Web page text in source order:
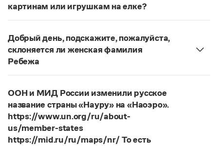
Учебник Грамоты
Правила русского языка: от азов до тонкостей
Интерактивные упражнения: от простого к сложному
Скороговорки
Издательство
Словари
Научпоп
Учебники и справочники
картинам или игрушкам на елке?
Нашответ2014 года по-прежнему актуален.
то игнорируют рекомендации нормативных
словарей русского языка, в которых указан глагол
развесить
развешенный) со значением «повесить в разных
местах (несколько, много предметов)». Ср.:
Я знаю, что на стенах своей квартиры вы
развесили разные географические карты
(И. С. Тургенев, Бретер). И эти карты, безусловно,
развешены.
Добрый день, подскажите, пожалуйста,
склоняется ли женская фамилия
Ребежа
ФамилияРебежасклоняется (и мужская,
Страница ответа
ООН и МИД России изменили русское
название страны «Науру» на «Наоэро».
https://www.un.org/ru/about-
us/member-states
https://mid.ru/ru/maps/nr/ То есть